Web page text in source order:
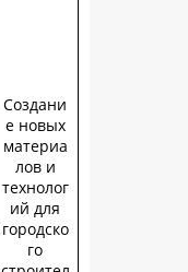
Создани
е новых
материа
лов и
технолог
ий для
городско
го